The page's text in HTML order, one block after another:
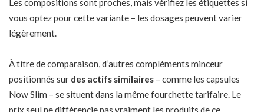
Les compositions sont proches, mais vérifiez les étiquettes si
vous optez pour cette variante – les dosages peuvent varier
légèrement.
À titre de comparaison, d’autres compléments minceur
positionnés sur des actifs similaires – comme les capsules
Now Slim – se situent dans la même fourchette tarifaire. Le
prix seul ne différencie pas vraiment les produits de ce